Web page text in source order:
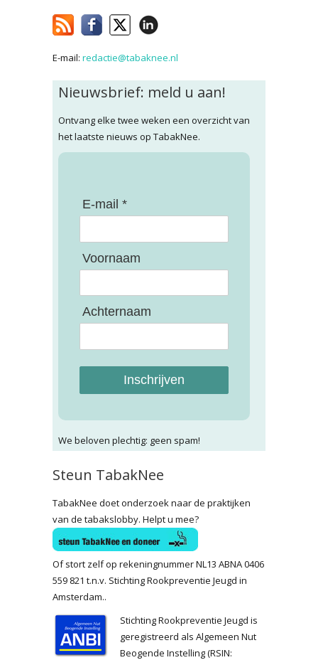
E-mail: redactie@tabaknee.nl
Nieuwsbrief: meld u aan!
Ontvang elke twee weken een overzicht van
het laatste nieuws op TabakNee.
E-mail *
Voornaam
Achternaam
Inschrijven
We beloven plechtig: geen spam!
Steun TabakNee
TabakNee doet onderzoek naar de praktijken
van de tabakslobby. Helpt u mee?
Of stort zelf op rekeningnummer NL13 ABNA 0406
559 821 t.n.v. Stichting Rookpreventie Jeugd in
Amsterdam..
Stichting Rookpreventie Jeugd is
geregistreerd als Algemeen Nut
Beogende Instelling (RSIN: